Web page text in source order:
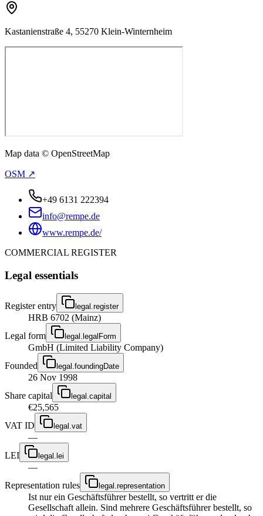
Kastanienstraße 4, 55270 Klein-Winternheim
Map data © OpenStreetMap
OSM ↗
+49 6131 222394
info@rempe.de
www.rempe.de/
COMMERCIAL REGISTER
Legal essentials
Register entry legal.register
HRB 6702 (Mainz)
Legal form
legal.legalForm
GmbH (Limited Liability Company)
Founded
legal.foundingDate
26 Nov 1998
Share capital
legal.capital
€25,565
VAT ID
legal.vat
—
LEI
legal.lei
—
Representation rules
legal.representation
Ist nur ein Geschäftsführer bestellt, so vertritt er die
Gesellschaft allein. Sind mehrere Geschäftsführer bestellt, so